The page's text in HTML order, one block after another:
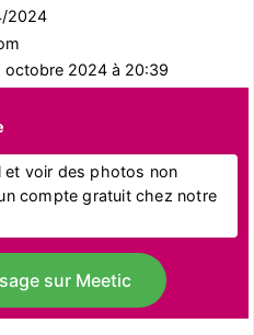
2024
octobre 2024 à 20:39
voir des photos non
compte gratuit chez notre
sur Meetic